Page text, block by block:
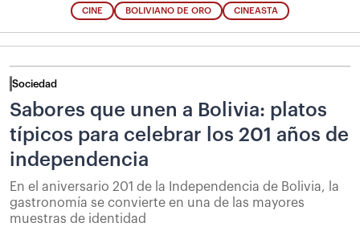
CINE BOLIVIANO DE ORO CINEASTA
Sociedad
Sabores que unen a Bolivia: platos
típicos para celebrar los 201 años de
independencia
En el aniversario 201 de la Independencia de Bolivia, la
gastronomía se convierte en una de las mayores
muestras de identidad